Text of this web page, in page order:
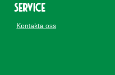
Service
Kontakta oss